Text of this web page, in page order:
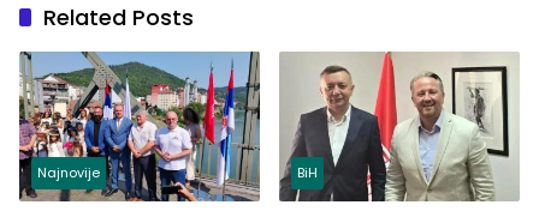
Related Posts
Najnovije BiH